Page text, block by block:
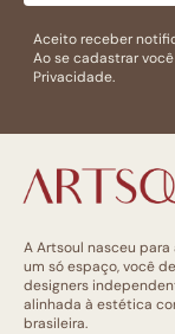
Aceito receber
Ao se cadastrar
Privacidade.
A Artsoul nasceu
um só espaço, você
designers
alinhada à estética
brasileira.